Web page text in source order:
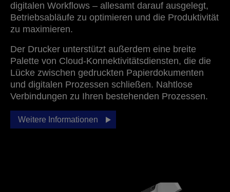
digitalen Workflows – allesamt darauf ausgelegt,
Betriebsabläufe zu optimieren und die Produktivität
zu maximieren.
Der Drucker unterstützt außerdem eine breite
Palette von Cloud-Konnektivitätsdiensten, die die
Lücke zwischen gedruckten Papierdokumenten
und digitalen Prozessen schließen. Nahtlose
Verbindungen zu Ihren bestehenden Prozessen.
Weitere Informationen